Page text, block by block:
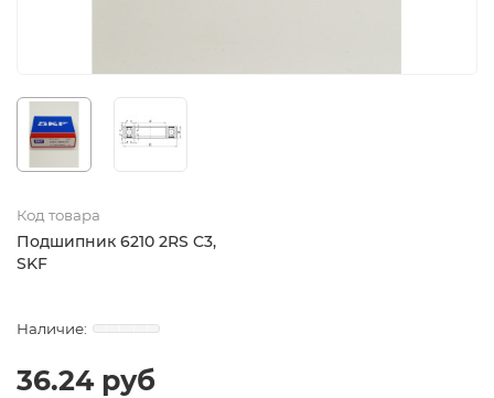
Код товара
Подшипник 6210 2RS C3,
SKF
36.24 руб